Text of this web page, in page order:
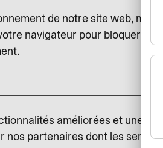
de notre site web,
navigateur pour bloquer ces
améliorées et une
nos partenaires dont les